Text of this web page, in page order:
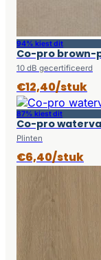
94% kiest dit
Co-pro brown-
10 dB gecertificeerd
€12,40/stuk
87% kiest dit
Co-pro
Plinten
€6,40/stuk